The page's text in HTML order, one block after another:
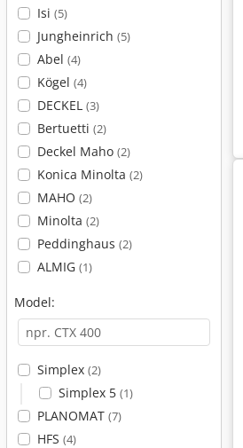
Isi (5)
Jungheinrich (5)
Abel (4)
Kögel (4)
DECKEL (3)
Bertuetti (2)
Deckel Maho (2)
Konica Minolta (2)
MAHO (2)
Minolta (2)
Peddinghaus (2)
ALMIG (1)
Model:
Simplex (2)
Simplex 5 (1)
PLANOMAT (7)
HFS (4)